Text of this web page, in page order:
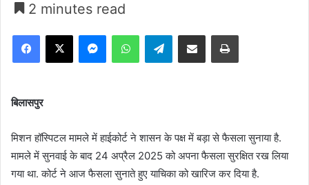
2 minutes read
Facebook
X MessengerWhatsAppTelegramShare via Email Print
बिलासपुर
मिशन हॉस्पिटल मामले में हाईकोर्ट ने शासन के पक्ष में बड़ा से फैसला सुनाया है.
मामले में सुनवाई के बाद 24 अप्रैल 2025 को अपना फैसला सुरक्षित रख लिया
गया था. कोर्ट ने आज फैसला सुनाते हुए याचिका को खारिज कर दिया है.